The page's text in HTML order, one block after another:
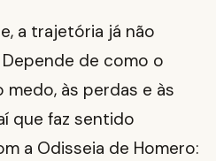
a trajetória já não
de como o
medo, às perdas e às
que faz sentido
a Odisseia de Homero: